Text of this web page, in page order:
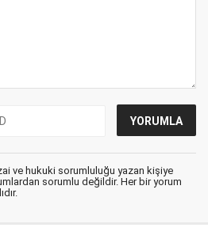
ve hukuki sorumluluğu yazan kişiye
sorumlu değildir. Her bir yorum